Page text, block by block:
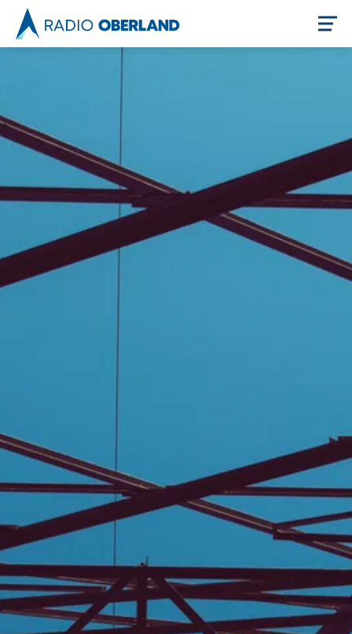
Newsreader
Stellenangebote
Unternehmen
Das geheime Geräusch
Wandern
Fotobox
Amphibienschutz
Team
Service
Nachgehört